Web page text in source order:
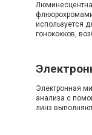
используется
гонококков,
Электронная
анализа с
линз